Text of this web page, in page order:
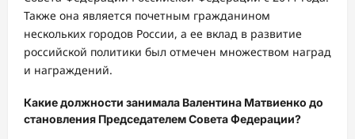
Также она является почетным гражданином
нескольких городов России, а ее вклад в развитие
российской политики был отмечен множеством наград
и награждений.
Какие должности занимала Валентина Матвиенко до
становления Председателем Совета Федерации?